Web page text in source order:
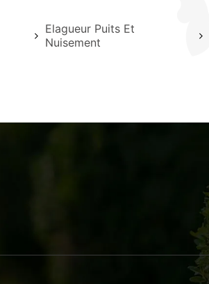
Elagueur Puits Et
Nuisement